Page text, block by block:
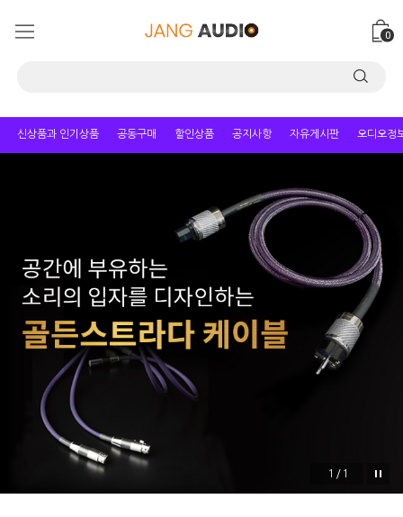
0
신상품과 인기상품 공동구매 할인상품 공지사항 자유게시판 오디오정
1/1